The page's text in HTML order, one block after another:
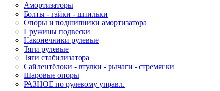
Амортизаторы
Болты - гайки - шпильки
Опоры и подшипники амортизатора
Пружины подвески
Наконечники рулевые
Тяги рулевые
Тяги стабилизатора
Сайлентблоки - втулки - рычаги - стремянки
Шаровые опоры
РАЗНОЕ по рулевому управл.